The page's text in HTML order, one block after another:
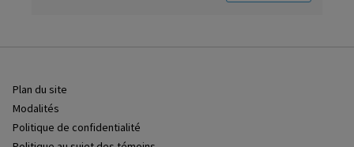
Plan du site
Modalités
Politique de confidentialité